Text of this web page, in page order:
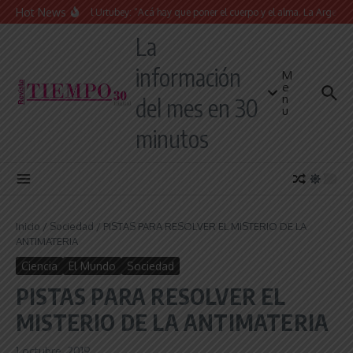
Saltar al contenido
Hot News
Juan Manuel Urtubey: “Acá hay que poner el cuerpo y el alma. La Argentina
La
información
del mes en 30
minutos
M
e
n
u
Inicio / Sociedad / PISTAS PARA RESOLVER EL MISTERIO DE LA
ANTIMATERIA
Ciencia El Mundo Sociedad
PISTAS PARA RESOLVER EL
MISTERIO DE LA ANTIMATERIA